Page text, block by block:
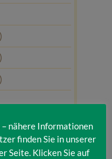
nähere Informationen
finden Sie in unserer
Seite. Klicken Sie auf